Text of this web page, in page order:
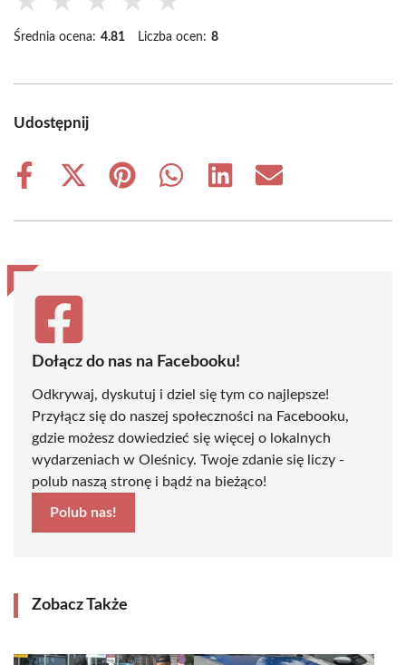
Średnia ocena: 4.81 Liczba ocen: 8
Udostępnij
Share
Share
(Twitter)
Share
Share
Share
Share
Dołącz do nas na Facebooku!
Odkrywaj, dyskutuj i dziel się tym co najlepsze!
Przyłącz się do naszej społeczności na Facebooku,
gdzie możesz dowiedzieć się więcej o lokalnych
wydarzeniach w Oleśnicy. Twoje zdanie się liczy -
polub naszą stronę i bądź na bieżąco!
Polub nas!
Zobacz Także